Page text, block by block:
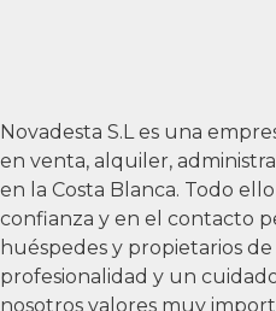
Novadesta S.L es una
en venta, alquiler,
en la Costa Blanca. Todo
confianza y en el contacto
huéspedes y propietarios de
profesionalidad y un
nosotros valores muy